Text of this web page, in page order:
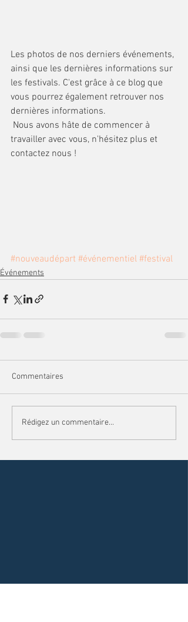
Les photos de nos derniers événements,
ainsi que les dernières informations sur
les festivals. C'est grâce à ce blog que
vous pourrez également retrouver nos
dernières informations.
travailler avec vous, n'hésitez plus et
contactez nous !
#nouveaudépart #événementiel #festival
Événements
Commentaires
Rédigez un commentaire...